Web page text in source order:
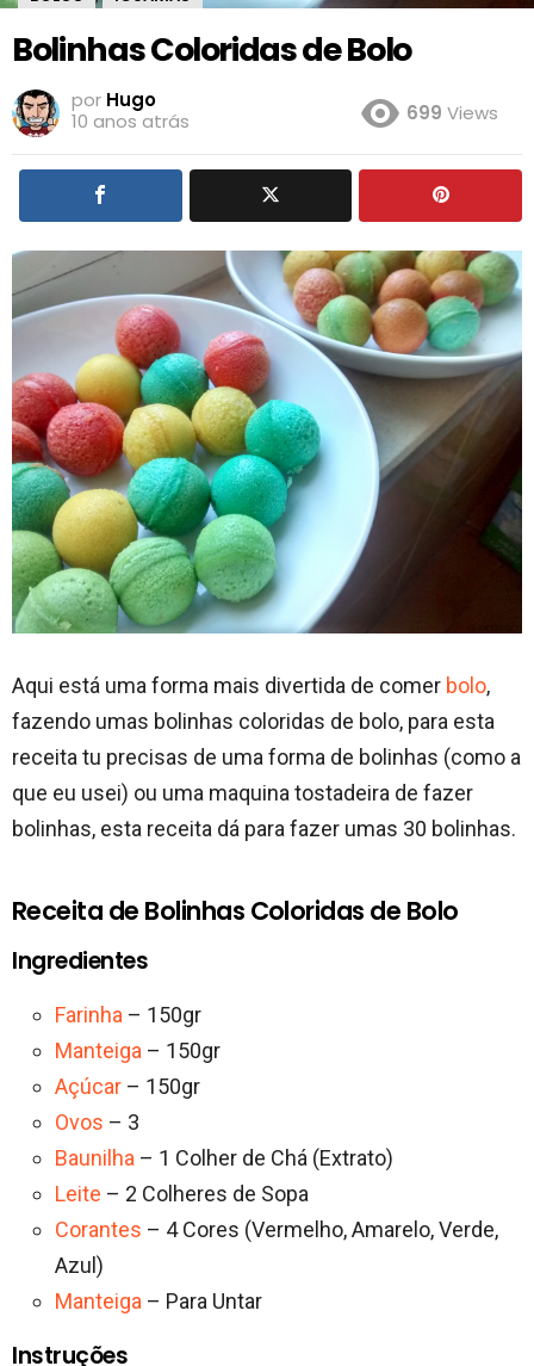
Bolinhas Coloridas de Bolo
por Hugo
10 anos atrás
699 Views
Aqui está uma forma mais divertida de comer bolo,
fazendo umas bolinhas coloridas de bolo, para esta
receita tu precisas de uma forma de bolinhas (como a
que eu usei) ou uma maquina tostadeira de fazer
bolinhas, esta receita dá para fazer umas 30 bolinhas.
Receita de Bolinhas Coloridas de Bolo
Ingredientes
Farinha – 150gr
Manteiga – 150gr
Açúcar – 150gr
Ovos – 3
Baunilha – 1 Colher de Chá (Extrato)
Leite – 2 Colheres de Sopa
Corantes – 4 Cores (Vermelho, Amarelo, Verde,
Azul)
Manteiga – Para Untar
Instruções